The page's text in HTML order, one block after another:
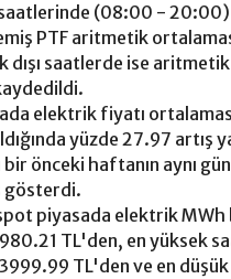
(08:00 - 20:00)
PTF aritmetik
dışı saatlerde ise
elektrik fiyatı
yüzde 27.97 artış
önceki haftanın aynı
gösterdi.
piyasada elektrik MWh
TL'den, en yüksek
3999.99 TL'den ve en